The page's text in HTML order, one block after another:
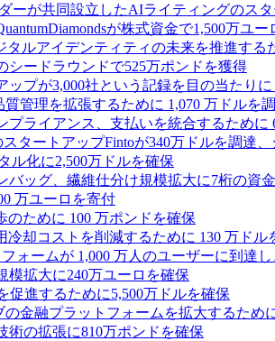
ーが共同設立したAIライティングのス
が株式資金で1,500万ユー
ルアイデンティティの未来を推進する
シードラウンドで525万ポンドを獲得
ップが3,000社という記録を目の当たり
質管理を拡張するために 1,070 万ドルを
プライアンス、支払いを統合するために
タートアップFintoが340万ドルを調達
ル化に2,500万ドルを確保
バッグ、繊維仕分け規模拡大に7桁の資
万ユーロを寄付
のために 100 万ポンドを確保
冷却コストを削減するために 130 万ドル
ォームが 1,000 万人のユーザーに到達
模拡大に240万ユーロを確保
進するために5,500万ドルを確保
の金融プラットフォームを拡大するため
術の拡張に810万ポンドを確保